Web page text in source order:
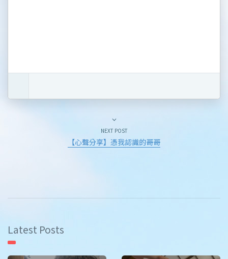
NEXT POST
【心聲分享】憑我認識的哥哥
Latest Posts